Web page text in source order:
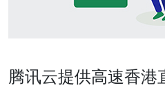
腾讯云提供高速香港